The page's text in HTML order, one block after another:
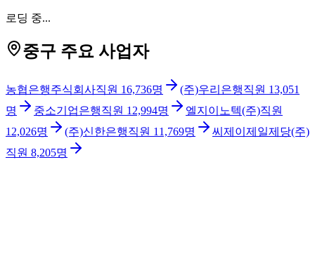
로딩 중...
중구 주요 사업자
농협은행주식회사직원 16,736명 (주)우리은행직원 13,051
명
중소기업은행직원 12,994명 엘지이노텍(주)직원
12,026명 (주)신한은행직원 11,769명
씨제이제일제당(주)
직원 8,205명